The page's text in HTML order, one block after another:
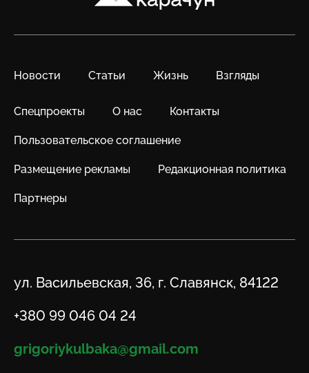
Новости Статьи Жизнь Взгляды
Спецпроекты О нас Контакты
Пользовательское соглашение
Размещение рекламы Редакционная политика
Партнеры
Адрес
ул. Васильевская, 36, г. Славянск, 84122
Телефон
+380 99 046 04 24
Email
grigoriykulbaka@gmail.com